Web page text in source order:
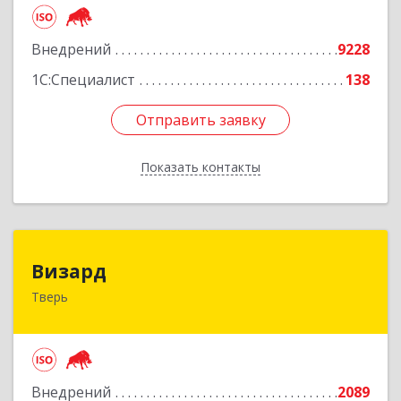
Внедрений
9228
1С:Специалист
138
Отправить заявку
Показать контакты
Отправить заявку
Назад
Визард
Тверь
Внедрений
2089
170006, Тверская обл, Тверь г, Учительская ул,